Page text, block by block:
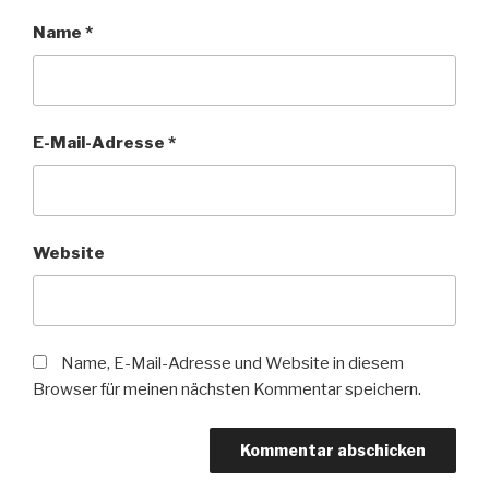
Name *
E-Mail-Adresse *
Website
Name, E-Mail-Adresse und Website in diesem
Browser für meinen nächsten Kommentar speichern.